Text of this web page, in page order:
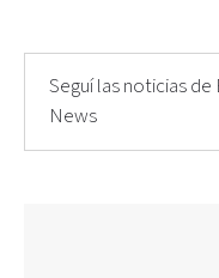
Seguí las noticias
News